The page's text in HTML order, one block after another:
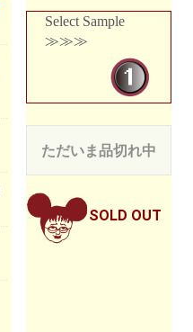
Select Sample
≫≫≫
ただいま品切れ中
SOLD OUT